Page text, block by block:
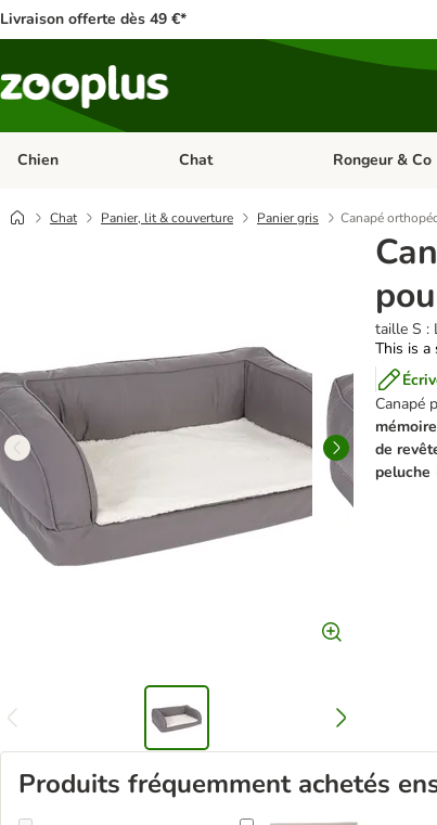
Livraison offerte dès 49 €*
Chien Dérouler les catégories: Chien
Chat Dérouler les
Rongeur & Co
Chat Panier, lit & couverture Panier gris Canapé
taille S :
This is a
Canapé
de
peluche
Produits fréquemment achetés